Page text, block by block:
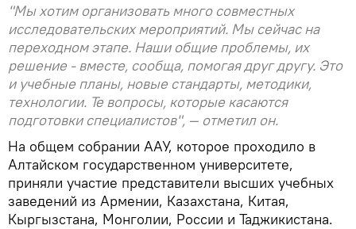
"Мы хотим организовать много совместных
исследовательских мероприятий. Мы сейчас на
переходном этапе. Наши общие проблемы, их
решение - вместе, сообща, помогая друг другу. Это
и учебные планы, новые стандарты, методики,
технологии. Те вопросы, которые касаются
подготовки специалистов", — отметил он.
На общем собрании ААУ, которое проходило в
Алтайском государственном университете,
приняли участие представители высших учебных
заведений из Армении, Казахстана, Китая,
Кыргызстана, Монголии, России и Таджикистана.